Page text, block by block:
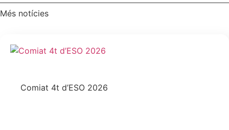
Més notícies
Comiat 4t d’ESO 2026